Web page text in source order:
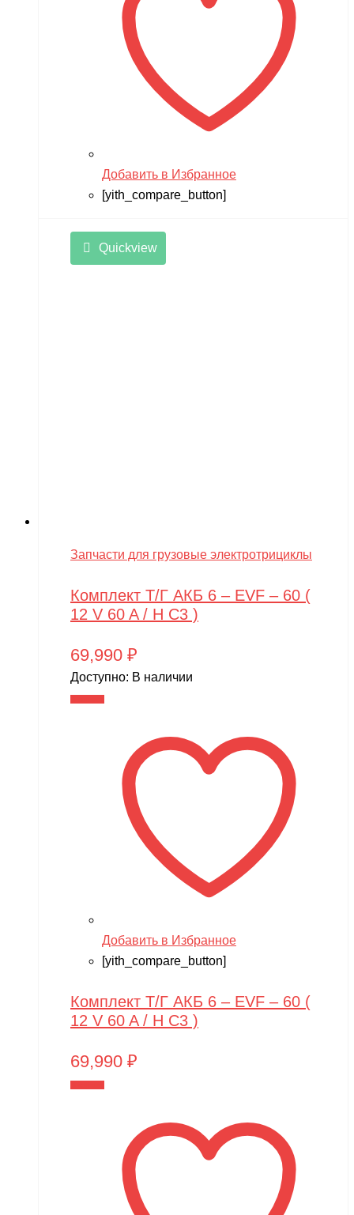
Добавить в Избранное
[yith_compare_button]
Quickview
Запчасти для грузовые электротрициклы
Комплект Т/Г АКБ 6 – EVF – 60 (
12 V 60 A / H C3 )
69,990 ₽
Доступно: В наличии
Добавить в Избранное
[yith_compare_button]
Комплект Т/Г АКБ 6 – EVF – 60 (
12 V 60 A / H C3 )
69,990 ₽